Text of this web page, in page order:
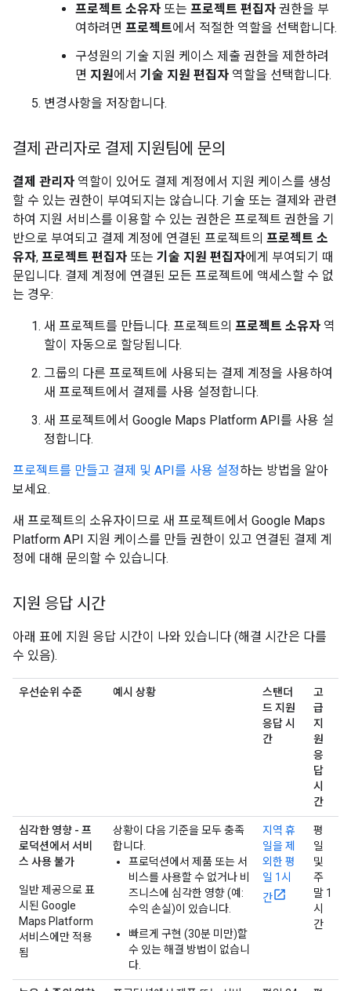
프로젝트 소유자 또는 프로젝트 편집자 권한을 부
여하려면 프로젝트에서 적절한 역할을 선택합니다.
구성원의 기술 지원 케이스 제출 권한을 제한하려
면 지원에서 기술 지원 편집자 역할을 선택합니다.
변경사항을 저장합니다.
결제 관리자로 결제 지원팀에 문의
결제 관리자 역할이 있어도 결제 계정에서 지원 케이스를 생성
할 수 있는 권한이 부여되지는 않습니다. 기술 또는 결제와 관련
하여 지원 서비스를 이용할 수 있는 권한은 프로젝트 권한을 기
반으로 부여되고 결제 계정에 연결된 프로젝트의 프로젝트 소
유자, 프로젝트 편집자 또는 기술 지원 편집자에게 부여되기 때
문입니다. 결제 계정에 연결된 모든 프로젝트에 액세스할 수 없
는 경우:
새 프로젝트를 만듭니다. 프로젝트의 프로젝트 소유자 역
할이 자동으로 할당됩니다.
그룹의 다른 프로젝트에 사용되는 결제 계정을 사용하여
새 프로젝트에서 결제를 사용 설정합니다.
새 프로젝트에서 Google Maps Platform API를 사용 설
정합니다.
프로젝트를 만들고 결제 및 API를 사용 설정하는 방법을 알아
보세요.
새 프로젝트의 소유자이므로 새 프로젝트에서 Google Maps
Platform API 지원 케이스를 만들 권한이 있고 연결된 결제 계
정에 대해 문의할 수 있습니다.
지원 응답 시간
아래 표에 지원 응답 시간이 나와 있습니다 (해결 시간은 다를
수 있음).
우선순위 수준 예시 상황
스탠더
드 지원
응답 시
간
고
급
지
원
응
답
시
간
심각한 영향 - 프
로덕션에서 서비
스 사용 불가
일반 제공으로 표
시된 Google
Maps Platform
서비스에만 적용
됨
상황이 다음 기준을 모두 충족
합니다.
프로덕션에서 제품 또는 서
비스를 사용할 수 없거나 비
즈니스에 심각한 영향 (예:
수익 손실)이 있습니다.
빠르게 구현 (30분 미만)할
수 있는 해결 방법이 없습니
다.
지역 휴
일을 제
외한 평
일 1시
간
평
일
및
주
말 1
시
간